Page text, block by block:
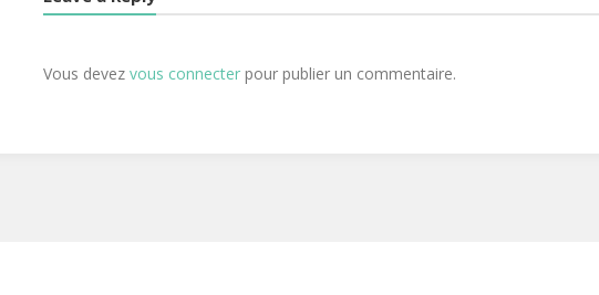
Vous devez vous connecter pour publier un commentaire.